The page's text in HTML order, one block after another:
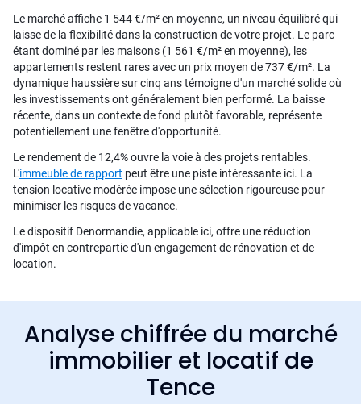
Le marché affiche 1 544 €/m² en moyenne, un niveau équilibré qui
laisse de la flexibilité dans la construction de votre projet. Le parc
étant dominé par les maisons (1 561 €/m² en moyenne), les
appartements restent rares avec un prix moyen de 737 €/m². La
dynamique haussière sur cinq ans témoigne d'un marché solide où
les investissements ont généralement bien performé. La baisse
récente, dans un contexte de fond plutôt favorable, représente
potentiellement une fenêtre d'opportunité.
Le rendement de 12,4% ouvre la voie à des projets rentables.
L'immeuble de rapport peut être une piste intéressante ici. La
tension locative modérée impose une sélection rigoureuse pour
minimiser les risques de vacance.
Le dispositif Denormandie, applicable ici, offre une réduction
d'impôt en contrepartie d'un engagement de rénovation et de
location.
Analyse chiffrée du marché
immobilier et locatif de
Tence